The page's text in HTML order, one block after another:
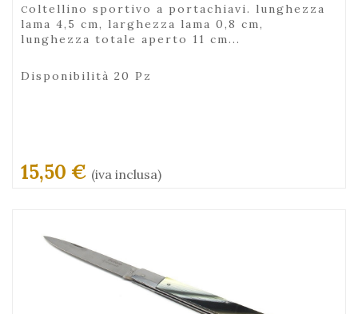
coltellino sportivo a portachiavi. lunghezza
lama 4,5 cm, larghezza lama 0,8 cm,
lunghezza totale aperto 11 cm...
Disponibilità 20 Pz
15,50 € (iva inclusa)